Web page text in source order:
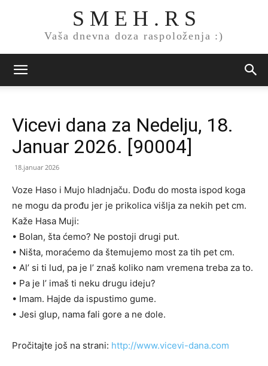
S M E H . R S
Vaša dnevna doza raspoloženja :)
Vicevi dana za Nedelju, 18.
Januar 2026. [90004]
18.januar 2026
Voze Haso i Mujo hladnjaču. Dođu do mosta ispod koga
ne mogu da prođu jer je prikolica višlja za nekih pet cm.
Kaže Hasa Muji:
• Bolan, šta ćemo? Ne postoji drugi put.
• Ništa, moraćemo da štemujemo most za tih pet cm.
• Al’ si ti lud, pa je l’ znaš koliko nam vremena treba za to.
• Pa je l’ imaš ti neku drugu ideju?
• Imam. Hajde da ispustimo gume.
• Jesi glup, nama fali gore a ne dole.
Pročitajte još na strani: http://www.vicevi-dana.com